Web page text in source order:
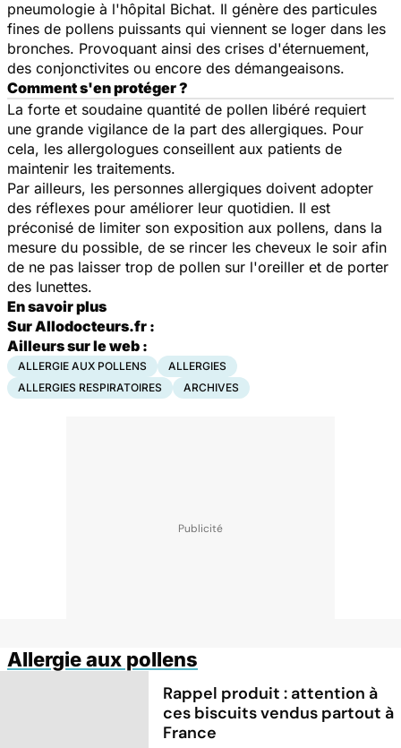
pneumologie à l'hôpital Bichat. Il génère des particules
fines de pollens puissants qui viennent se loger dans les
bronches. Provoquant ainsi des crises d'éternuement,
des conjonctivites ou encore des démangeaisons.
Comment s'en protéger ?
La forte et soudaine quantité de pollen libéré requiert
une grande vigilance de la part des allergiques. Pour
cela, les allergologues conseillent aux patients de
maintenir les traitements.
Par ailleurs, les personnes allergiques doivent adopter
des réflexes pour améliorer leur quotidien. Il est
préconisé de limiter son exposition aux pollens, dans la
mesure du possible, de se rincer les cheveux le soir afin
de ne pas laisser trop de pollen sur l'oreiller et de porter
des lunettes.
En savoir plus
Sur Allodocteurs.fr :
Ailleurs sur le web :
ALLERGIE AUX POLLENS
ALLERGIES
ALLERGIES RESPIRATOIRES
ARCHIVES
Allergie aux pollens
Rappel produit : attention à
ces biscuits vendus partout à
France